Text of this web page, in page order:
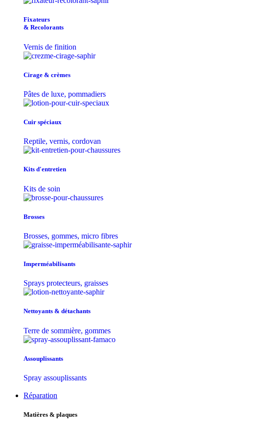
Fixateurs
& Recolorants
Vernis de finition
Cirage & crèmes
Pâtes de luxe, pommadiers
Cuir spéciaux
Reptile, vernis, cordovan
Kits d'entretien
Kits de soin
Brosses
Brosses, gommes, micro fibres
Imperméabilisants
Sprays protecteurs, graisses
Nettoyants & détachants
Terre de sommière, gommes
Assouplissants
Spray assouplissants
Réparation
Matières & plaques